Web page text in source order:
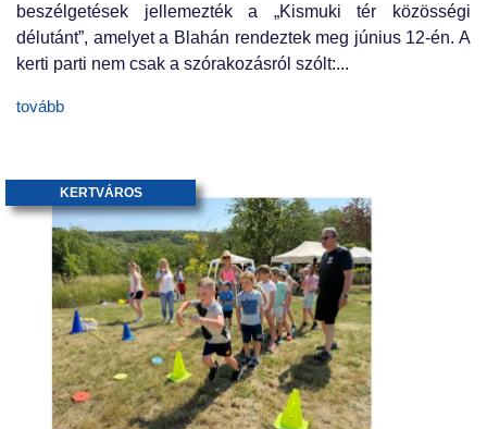
beszélgetések jellemezték a „Kismuki tér közösségi
délutánt”, amelyet a Blahán rendeztek meg június 12-én. A
kerti parti nem csak a szórakozásról szólt:...
tovább
KERTVÁROS